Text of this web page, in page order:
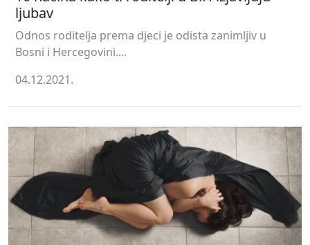
ljubav
Odnos roditelja prema djeci je odista zanimljiv u
Bosni i Hercegovini....
04.12.2021.